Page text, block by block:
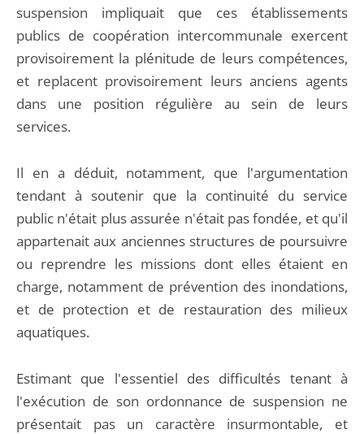
suspension impliquait que ces établissements
publics de coopération intercommunale exercent
provisoirement la plénitude de leurs compétences,
et replacent provisoirement leurs anciens agents
dans une position régulière au sein de leurs
services.
Il en a déduit, notamment, que l'argumentation
tendant à soutenir que la continuité du service
public n'était plus assurée n'était pas fondée, et qu'il
appartenait aux anciennes structures de poursuivre
ou reprendre les missions dont elles étaient en
charge, notamment de prévention des inondations,
et de protection et de restauration des milieux
aquatiques.
Estimant que l'essentiel des difficultés tenant à
l'exécution de son ordonnance de suspension ne
présentait pas un caractère insurmontable, et